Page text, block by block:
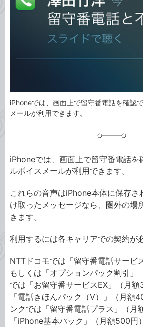
iPhoneでは、画面上で留守番電話を確認
メールが利用できます。
iPhoneでは、画面上で留守番電話を
ルボイスメールが利用できます。
これらの音声はiPhone本体に保存さ
け取ったメッセージなら、圏外の場
きます。
利用するには各キャリアでの契約が
NTTドコモでは「留守番電話サービ
もしくは「オプションパック割引」
では「お留守番サービスEX」（月
「電話きほんパック（V）」（月額
ンクでは「留守番電話プラス」（月
「iPhone基本パック」（月額500円